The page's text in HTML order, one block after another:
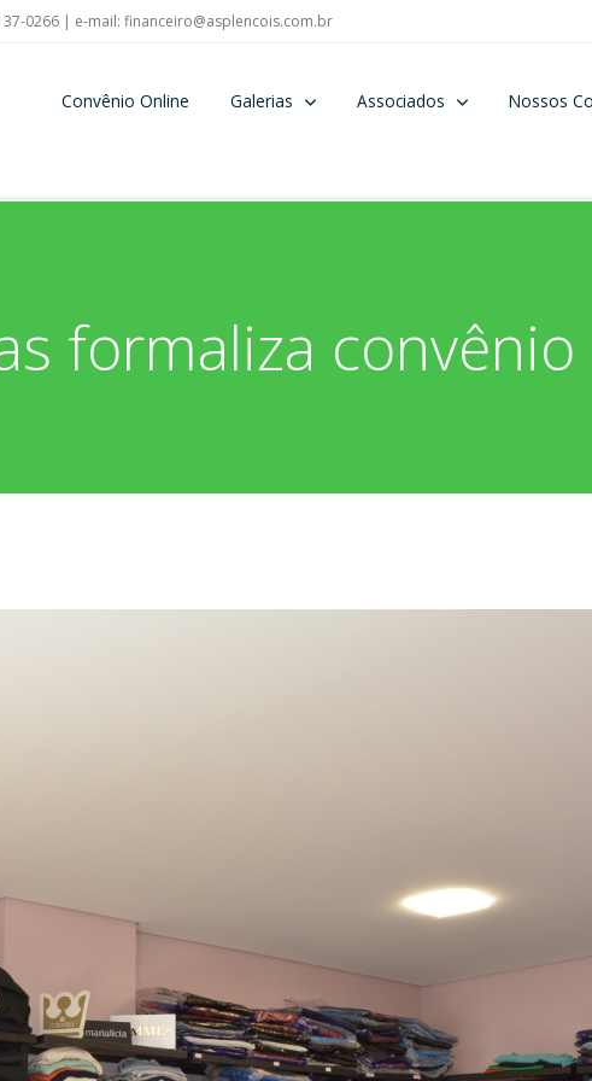
0266 | e-mail: financeiro@asplencois.com.br
Convênio Online Galerias Associados Nossos
formaliza convênio